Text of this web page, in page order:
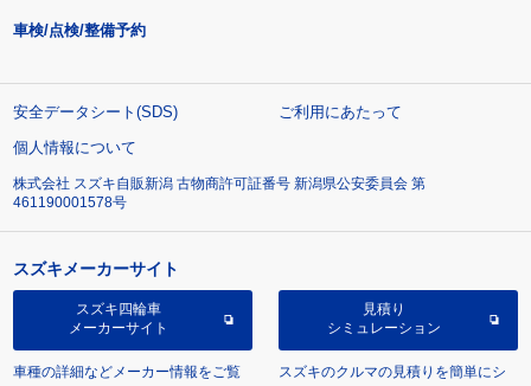
車検/点検/整備予約
安全データシート(SDS)
ご利用にあたって
個人情報について
株式会社 スズキ自販新潟 古物商許可証番号 新潟県公安委員会 第
461190001578号
スズキメーカーサイト
スズキ四輪車
メーカーサイト
車種の詳細などメーカー情報をご覧
見積り
シミュレーション
スズキのクルマの見積りを簡単にシ